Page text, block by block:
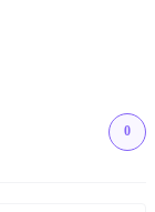
0